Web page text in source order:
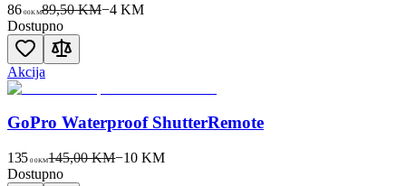
86 00KM89,50 KM−4KM
Dostupno
Akcija
GoPro Waterproof ShutterRemote
135 00KM145,00 KM−10 KM
Dostupno